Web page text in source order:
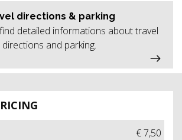
€ 7,50
directions & parking
detailed informations about travel
directions and parking.